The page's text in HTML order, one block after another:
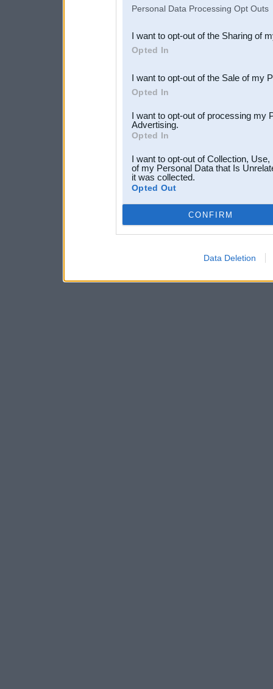
Downstream Participants
third parties.
Personal Data Processing Opt Outs
I want to opt-out of the Sharing of
Opted In
I want to opt-out of the Sale of my
Opted In
I want to opt-out of processing my
Advertising.
Opted In
I want to opt-out of Collection,
of my Personal Data that Is
it was collected.
Opted Out
CONFIRM
Data Deletion